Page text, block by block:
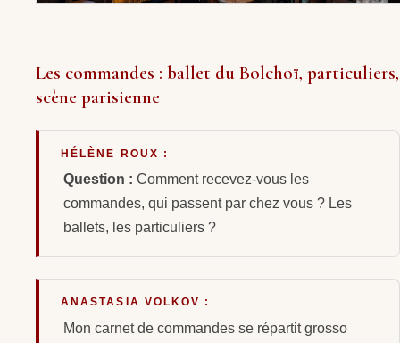
Les commandes : ballet du Bolchoï, particuliers,
scène parisienne
HÉLÈNE ROUX :
Question : Comment recevez-vous les
commandes, qui passent par chez vous ? Les
ballets, les particuliers ?
ANASTASIA VOLKOV :
Mon carnet de commandes se répartit grosso